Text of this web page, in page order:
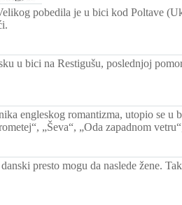
pobedila je u bici kod Poltave
u bici na Restigušu, poslednjoj
engleskog romantizma, utopio se u
„Ševa“, „Oda zapadnom
presto mogu da naslede žene.